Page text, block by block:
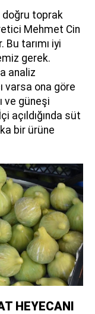
doğru toprak
Mehmet Cin
Bu tarımı iyi
gerek.
analiz
varsa ona göre
ve güneşi
açıldığında süt
bir ürüne
HEYECANI